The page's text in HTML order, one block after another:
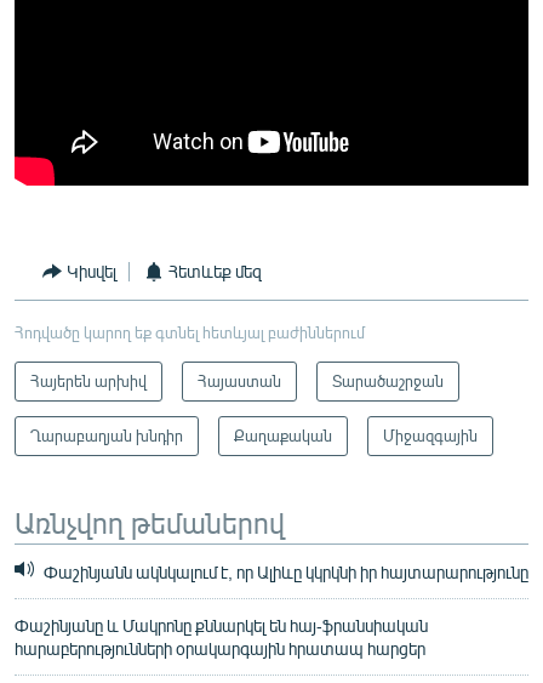
Կիսվել Հետևեք մեզ
Հոդվածը կարող եք գտնել հետևյալ բաժիններում
Հայերեն արխիվ Հայաստան Տարածաշրջան
Ղարաբաղյան խնդիր Քաղաքական Միջազգային
Առնչվող թեմաներով
Փաշինյանն ակնկալում է, որ Ալիևը կկրկնի իր հայտարարությունը
Փաշինյանը և Մակրոնը քննարկել են հայ-ֆրանսիական
հարաբերությունների օրակարգային հրատապ հարցեր